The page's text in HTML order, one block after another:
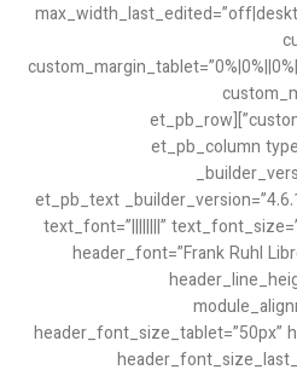
custom_padding=”6vw||6vw||true|false”][et_pb_row
custom_padding__hover=”|||”][et_pb_text
text_font=”||||||||”
header_font=”Frank Ruhl
header_font_size_tablet=”50px”